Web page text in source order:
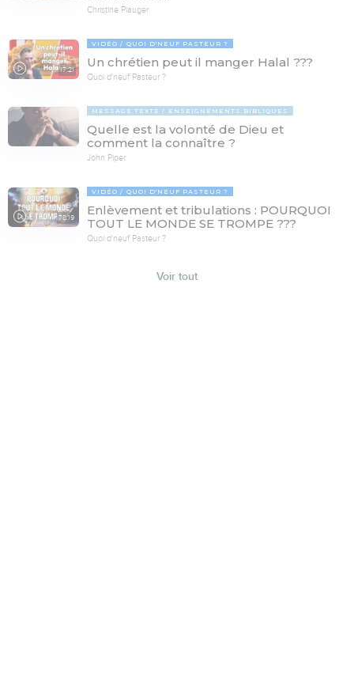
Christine Piauger
17:21
VIDÉO QUOI D'NEUF PASTEUR ?
Un chrétien peut il manger Halal ???
Quoi d'neuf Pasteur ?
MESSAGE TEXTE ENSEIGNEMENTS BIBLIQUES
Quelle est la volonté de Dieu et
comment la connaître ?
John Piper
78:19
VIDÉO QUOI D'NEUF PASTEUR ?
Enlèvement et tribulations : POURQUOI
TOUT LE MONDE SE TROMPE ???
Quoi d'neuf Pasteur ?
Voir tout